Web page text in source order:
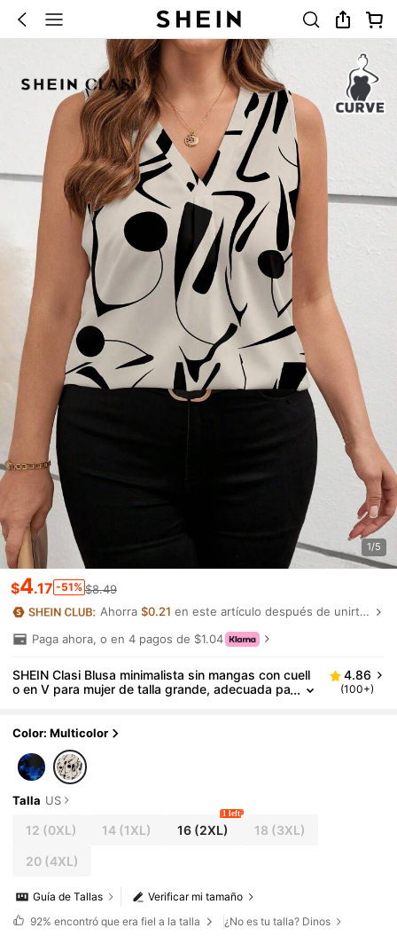
1/5
$4.17 -51% $8.49
Ahorra $0.21 en este artículo después de unirte.
Paga ahora, o en 4 pagos de $1.04
SHEIN Clasi Blusa minimalista sin mangas con cuell
o en V para mujer de talla grande, adecuada pa
r, blusa de oficina para mujer, blusa adecuada para
4.86
(100+)
Color: Multicolor
Talla US
12 (0XL) 14 (1XL) 16(2XL)
1 left
18 (3XL)
20(4XL)
Verificar mi tamaño
Guía de Tallas
92% encontró que era fiel a la talla ¿No es tu talla? Dinos